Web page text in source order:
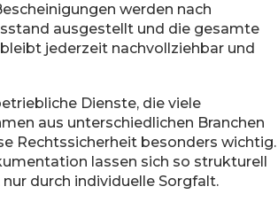
werden nach
ausgestellt und die gesamte
jederzeit nachvollziehbar und
Dienste, die viele
aus unterschiedlichen Branchen
Rechtssicherheit besonders wichtig.
lassen sich so strukturell
durch individuelle Sorgfalt.